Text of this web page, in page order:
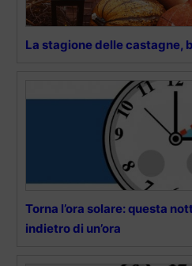
La stagione delle castagne,
Torna l’ora solare: questa
indietro di un’ora